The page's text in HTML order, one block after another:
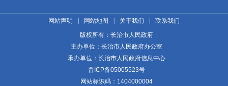
2020年第1期
网站声明 网站地图 关于我们
联系我们
版权所有：长治市人民政府
主办单位：长治市人民政府办公室
承办单位：长治市人民政府信息中心
晋ICP备05005523号
网站标识码：1404000004